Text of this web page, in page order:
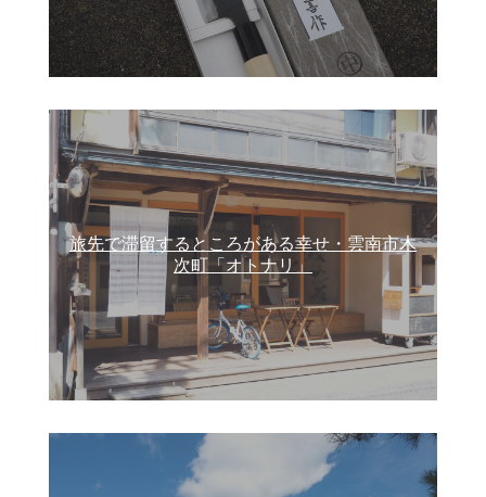
旅先で滞留するところがある幸せ・雲南市木
次町「オトナリ」